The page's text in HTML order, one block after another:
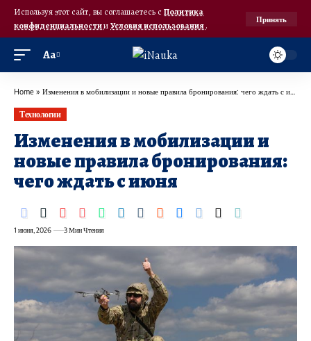
Используя этот сайт, вы соглашаетесь с Политика
конфиденциальностииУсловия использования.
Принять
Аа
Home » Изменения в мобилизации и новые правила бронирования: чего ждать с июня
Технологии
Изменения в мобилизации и
новые правила бронирования:
чего ждать с июня
1 июня, 2026 3 Мин Чтения